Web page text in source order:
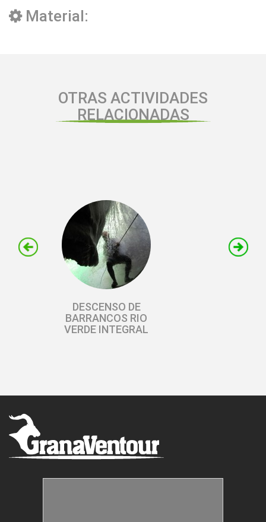
Material:
OTRAS ACTIVIDADES
RELACIONADAS
DESCENSO DE
BARRANCOS RIO
VERDE INTEGRAL
DESCENSO
RIO VERDE